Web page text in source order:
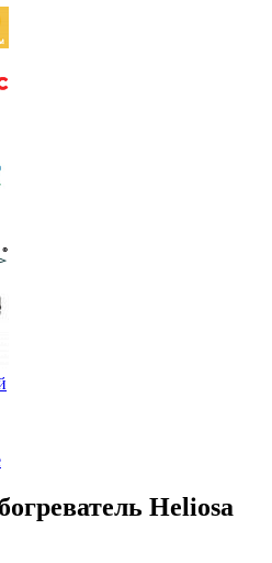
Heliosa